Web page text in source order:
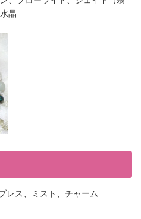
晶
レス、ミスト、チャーム